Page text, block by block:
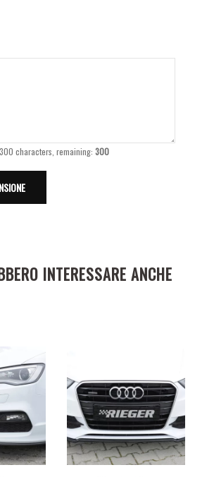
characters, remaining:300
INTERESSARE ANCHE